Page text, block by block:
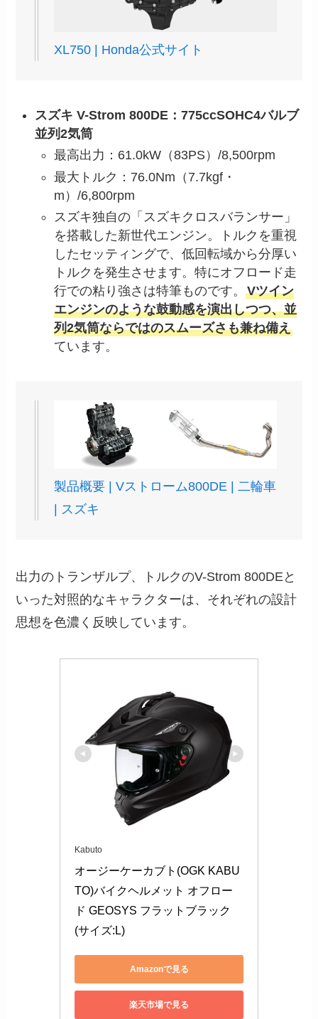
XL750 | Honda公式サイト
スズキ V-Strom 800DE：775ccSOHC4バルブ
並列2気筒
最高出力：61.0kW（83PS）/8,500rpm
最大トルク：76.0Nm（7.7kgf・
m）/6,800rpm
スズキ独自の「スズキクロスバランサー」
を搭載した新世代エンジン。トルクを重視
したセッティングで、低回転域から分厚い
トルクを発生させます。特にオフロード走
行での粘り強さは特筆ものです。Vツイン
エンジンのような鼓動感を演出しつつ、並
列2気筒ならではのスムーズさも兼ね備え
ています。
製品概要 | Vストローム800DE | 二輪車
| スズキ
出力のトランザルプ、トルクのV-Strom 800DEと
いった対照的なキャラクターは、それぞれの設計
思想を色濃く反映しています。
Kabuto
オージーケーカブト(OGK KABU
TO)バイクヘルメット オフロー
ド GEOSYS フラットブラック
(サイズ:L)
Amazonで見る
楽天市場で見る